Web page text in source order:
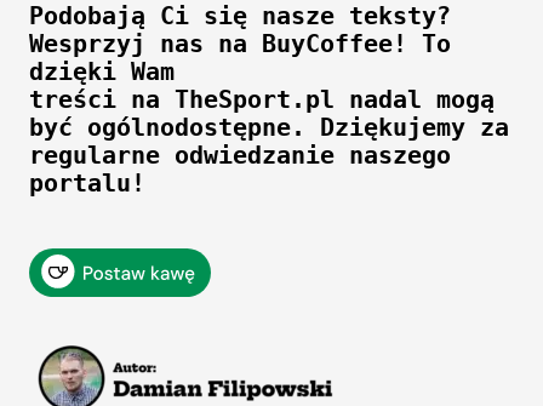
Podobają Ci się nasze teksty?
Wesprzyj nas na BuyCoffee! To
dzięki Wam
treści na TheSport.pl nadal mogą
być ogólnodostępne. Dziękujemy za
regularne odwiedzanie naszego
portalu!